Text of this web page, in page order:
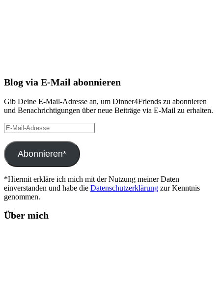
Blog via E-Mail abonnieren
Gib Deine E-Mail-Adresse an, um Dinner4Friends zu abonnieren
und Benachrichtigungen über neue Beiträge via E-Mail zu erhalten.
E-
Mail-
Adresse
Abonnieren*
*Hiermit erkläre ich mich mit der Nutzung meiner Daten
einverstanden und habe die Datenschutzerklärung zur Kenntnis
genommen.
Über mich